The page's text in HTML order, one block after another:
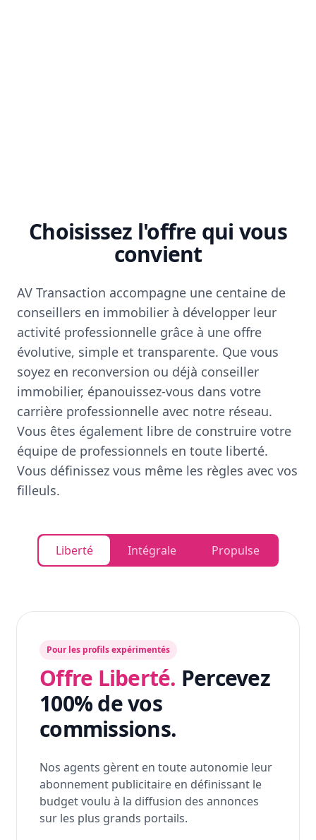
Choisissez l'offre qui vous
convient
AV Transaction accompagne une centaine de
conseillers en immobilier à développer leur
activité professionnelle grâce à une offre
évolutive, simple et transparente. Que vous
soyez en reconversion ou déjà conseiller
immobilier, épanouissez-vous dans votre
carrière professionnelle avec notre réseau.
Vous êtes également libre de construire votre
équipe de professionnels en toute liberté.
Vous définissez vous même les règles avec vos
filleuls.
Liberté Intégrale Propulse
Pour les profils expérimentés
Offre Liberté. Percevez
100% de vos
commissions.
Nos agents gèrent en toute autonomie leur
abonnement publicitaire en définissant le
budget voulu à la diffusion des annonces
sur les plus grands portails.